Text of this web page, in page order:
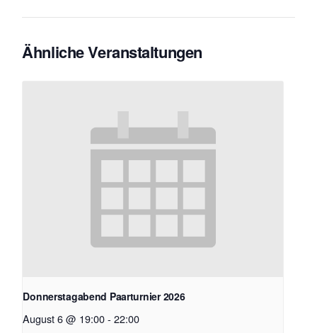
Ähnliche Veranstaltungen
Donnerstagabend Paarturnier 2026
August 6 @ 19:00 - 22:00